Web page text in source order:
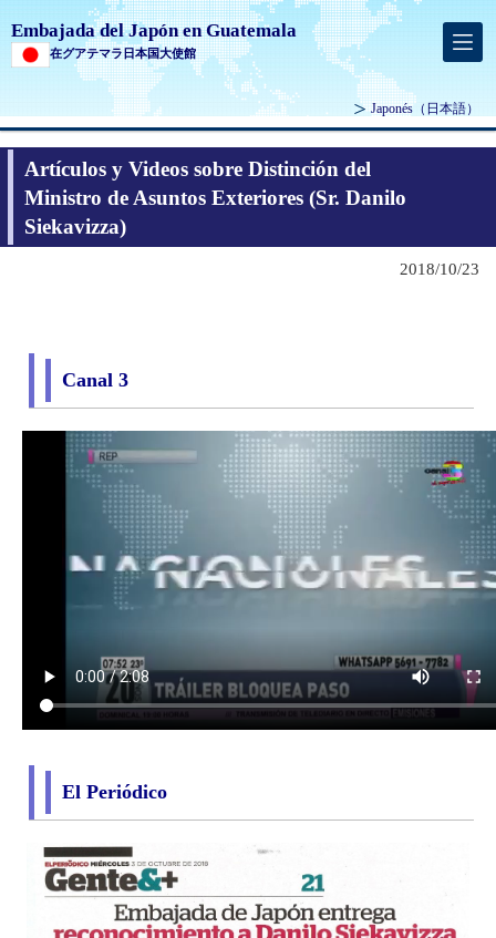
Embajada del Japón en Guatemala
在グアテマラ日本国大使館
Japonés （日本語）
Artículos y Videos sobre Distinción del
Ministro de Asuntos Exteriores (Sr. Danilo
Siekavizza)
2018/10/23
Canal 3
El Periódico